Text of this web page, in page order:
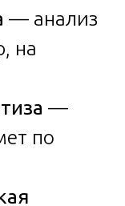
— анализ
на
—
по